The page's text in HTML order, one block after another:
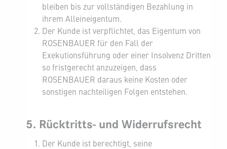
bleiben bis zur vollständigen Bezahlung in
ihrem Alleineigentum.
Der Kunde ist verpflichtet, das Eigentum von
ROSENBAUER für den Fall der
Exekutionsführung oder einer Insolvenz Dritten
so fristgerecht anzuzeigen, dass
ROSENBAUER daraus keine Kosten oder
sonstigen nachteiligen Folgen entstehen.
5. Rücktritts- und Widerrufsrecht
Der Kunde ist berechtigt, seine